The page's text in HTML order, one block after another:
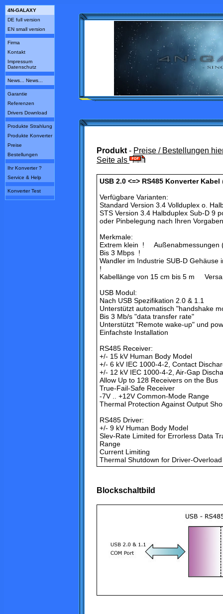
4N-GALAXY
DE full version
EN small version
Firma
Kontakt
Impressum
Datenschutz
News... News...
Garantie
Referenzen
Drivers Download
Produkte Strahlung
Produkte Konverter
Preise
Bestellungen
Ihr Konverter ?
Service & Help
Konverter Test
Produkt - Preise / Bestellungen
Seite als
USB 2.0 <=> RS485 Konverter Kabel
Verfügbare Varianten:
Standard Version 3.4 Vollduplex o.
STS Version 3.4 Halbduplex Sub-D 9
oder Pinbelegung nach Ihren Vorgaben
Merkmale:
Extrem klein ! Außenabmessungen
Bis 3 Mbps !
Wandler im Industrie SUB-D
!
Kabellänge von 15 cm bis 5 m
USB Modul:
Nach USB Spezifikation 2.0 & 1.1
Unterstützt automatisch "handshake
Bis 3 Mb/s "data transfer rate"
Unterstützt "Remote wake-up" und
Einfachste Installation
RS485 Receiver:
+/- 15 kV Human Body Model
+/- 6 kV IEC 1000-4-2, Contact
+/- 12 kV IEC 1000-4-2, Air-Gap
Allow Up to 128 Receivers on the Bus
True-Fail-Safe Receiver
-7V .. +12V Common-Mode Range
Thermal Protection Against Output
RS485 Driver:
+/- 9 kV Human Body Model
Slev-Rate Limited for Errorless Data
Range
Current Limiting
Thermal Shutdown for Driver-
Blockschaltbild